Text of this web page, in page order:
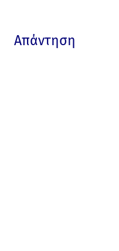
Απάντηση